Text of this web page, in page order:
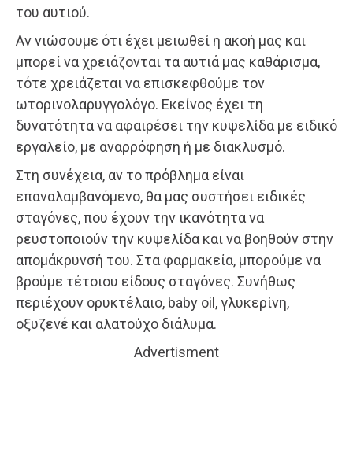
του αυτιού.
Αν νιώσουμε ότι έχει μειωθεί η ακοή μας και
μπορεί να χρειάζονται τα αυτιά μας καθάρισμα,
τότε χρειάζεται να επισκεφθούμε τον
ωτορινολαρυγγολόγο. Εκείνος έχει τη
δυνατότητα να αφαιρέσει την κυψελίδα με ειδικό
εργαλείο, με αναρρόφηση ή με διακλυσμό.
Στη συνέχεια, αν το πρόβλημα είναι
επαναλαμβανόμενο, θα μας συστήσει ειδικές
σταγόνες, που έχουν την ικανότητα να
ρευστοποιούν την κυψελίδα και να βοηθούν στην
απομάκρυνσή του. Στα φαρμακεία, μπορούμε να
βρούμε τέτοιου είδους σταγόνες. Συνήθως
περιέχουν ορυκτέλαιο, baby oil, γλυκερίνη,
οξυζενέ και αλατούχο διάλυμα.
Advertisment